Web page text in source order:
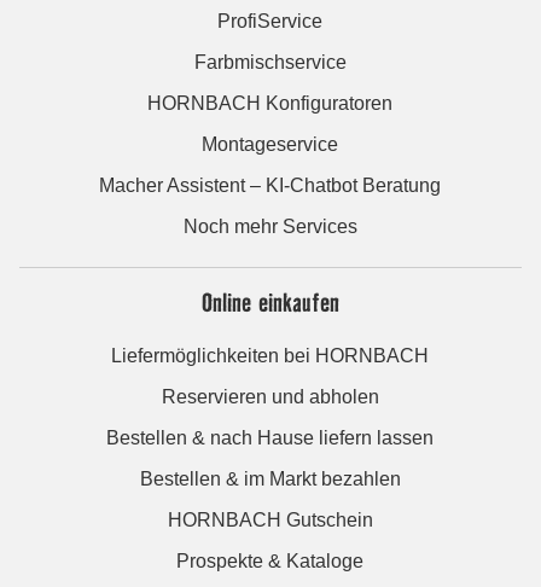
ProfiService
Farbmischservice
HORNBACH Konfiguratoren
Montageservice
Macher Assistent – KI-Chatbot Beratung
Noch mehr Services
Online einkaufen
Liefermöglichkeiten bei HORNBACH
Reservieren und abholen
Bestellen & nach Hause liefern lassen
Bestellen & im Markt bezahlen
HORNBACH Gutschein
Prospekte & Kataloge